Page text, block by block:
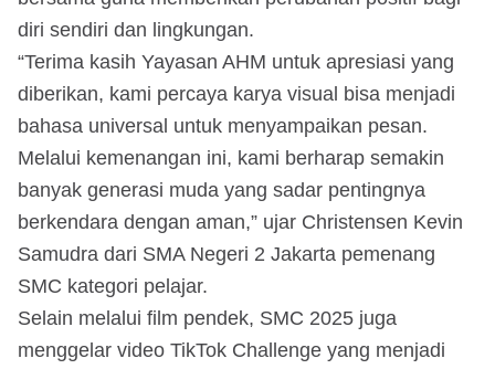
diri sendiri dan lingkungan.
“Terima kasih Yayasan AHM untuk apresiasi yang
diberikan, kami percaya karya visual bisa menjadi
bahasa universal untuk menyampaikan pesan.
Melalui kemenangan ini, kami berharap semakin
banyak generasi muda yang sadar pentingnya
berkendara dengan aman,” ujar Christensen Kevin
Samudra dari SMA Negeri 2 Jakarta pemenang
SMC kategori pelajar.
Selain melalui film pendek, SMC 2025 juga
menggelar video TikTok Challenge yang menjadi